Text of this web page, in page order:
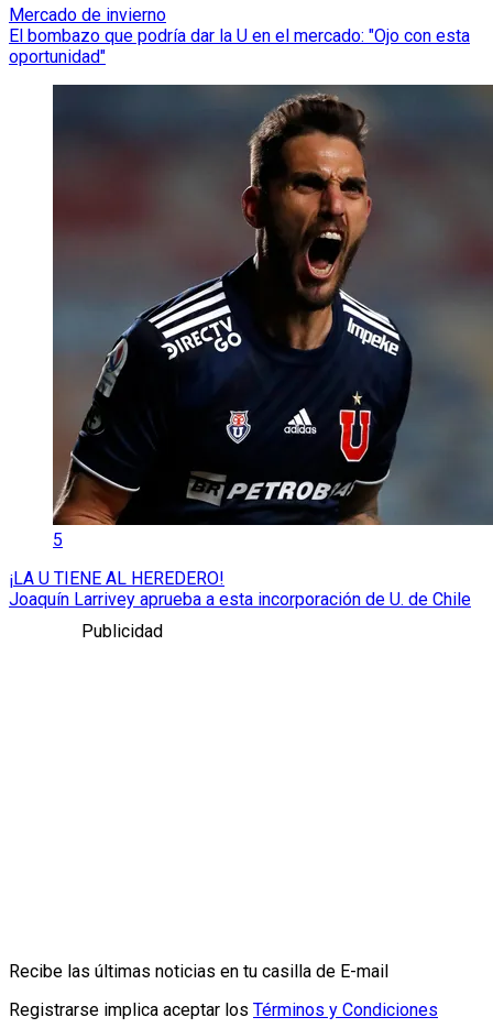
Mercado de invierno
El bombazo que podría dar la U en el mercado: "Ojo con esta
oportunidad"
5
¡LA U TIENE AL HEREDERO!
Joaquín Larrivey aprueba a esta incorporación de U. de Chile
Publicidad
Recibe las últimas noticias en tu casilla de E-mail
Registrarse implica aceptar los Términos y Condiciones